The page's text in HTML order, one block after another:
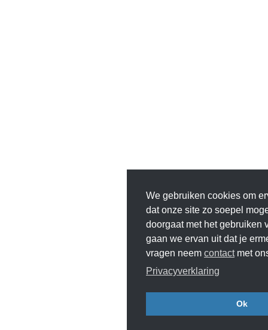
We gebruiken cookies om
dat onze site zo soepel
doorgaat met het gebruiken
gaan we ervan uit dat je
vragen neem contactmet
Privacyverklaring
Ok